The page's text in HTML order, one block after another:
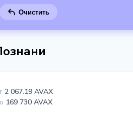
Очистить
2 067.19 AVAX
169 730 AVAX